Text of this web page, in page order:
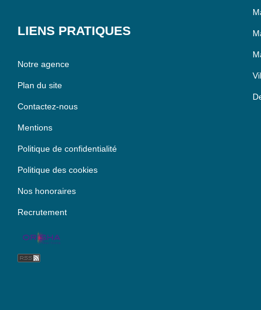
LIENS PRATIQUES
Notre agence
Plan du site
Contactez-nous
Mentions
Politique de confidentialité
Politique des cookies
Nos honoraires
Recrutement